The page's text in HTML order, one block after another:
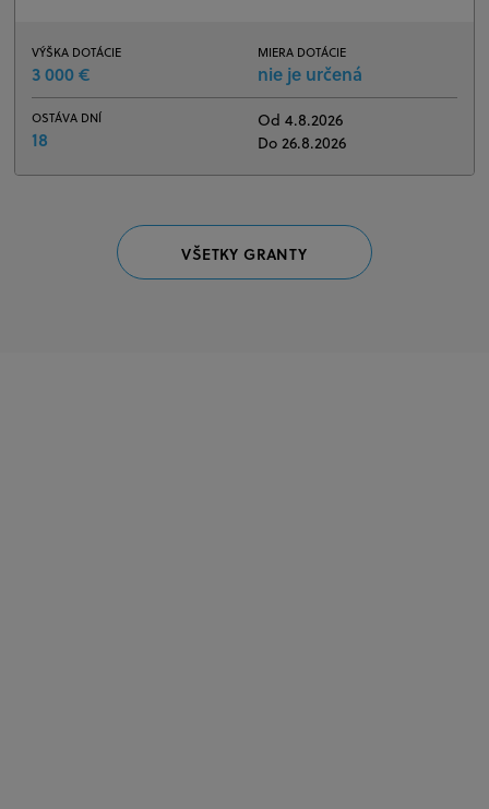
VÝŠKA DOTÁCIE
3 000 €
MIERA DOTÁCIE
nie je určená
OSTÁVA DNÍ
18
Od 4.8.2026
Do 26.8.2026
VŠETKY GRANTY